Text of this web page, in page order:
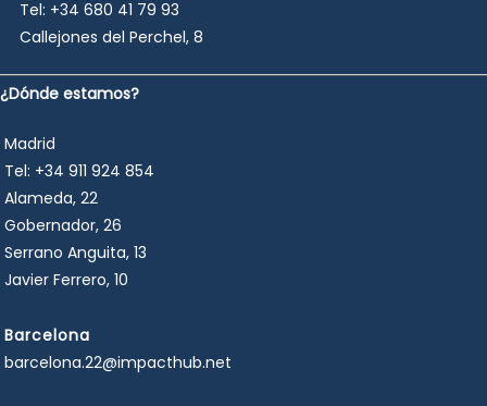
Tel: +34 680 41 79 93
Callejones del Perchel, 8
¿Dónde estamos?
Madrid
Tel: +34 911 924 854
Alameda, 22
Gobernador, 26
Serrano Anguita, 13
Javier Ferrero, 10
Barcelona
barcelona.22@impacthub.net